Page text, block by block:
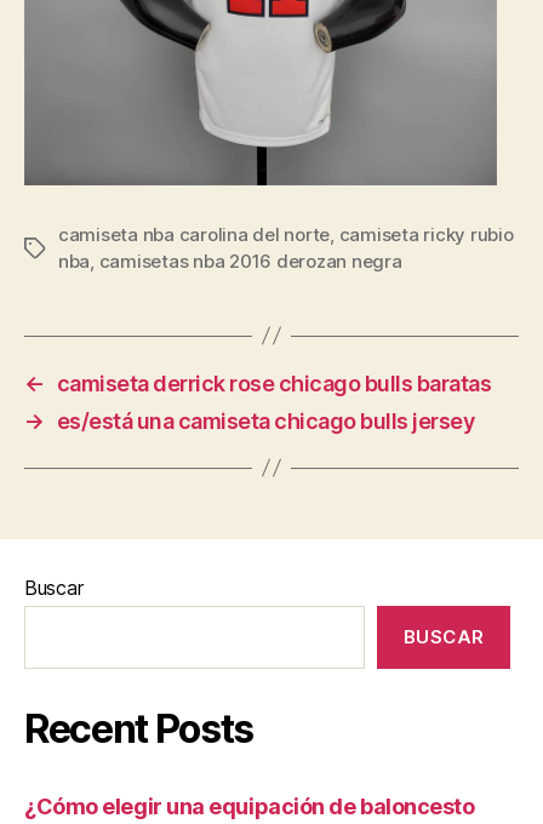
Etiquetas
camiseta nba carolina del norte camiseta ricky rubio
nba camisetas nba 2016 derozan negra
←
camiseta derrick rose chicago bulls baratas
→
es/está una camiseta chicago bulls jersey
Buscar
BUSCAR
Recent Posts
¿Cómo elegir una equipación de baloncesto